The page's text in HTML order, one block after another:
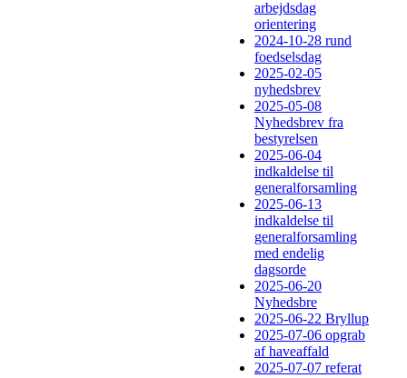
arbejdsdag
orientering
2024-10-28 rund
foedselsdag
2025-02-05
nyhedsbrev
2025-05-08
Nyhedsbrev fra
bestyrelsen
2025-06-04
indkaldelse til
generalforsamling
2025-06-13
indkaldelse til
generalforsamling
med endelig
dagsorde
2025-06-20
Nyhedsbre
2025-06-22 Bryllup
2025-07-06 opgrab
af haveaffald
2025-07-07 referat